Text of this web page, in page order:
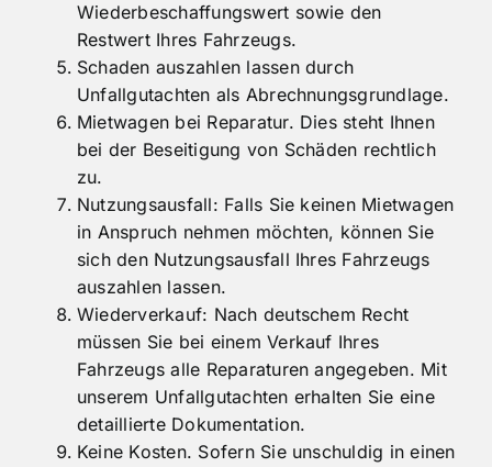
Wiederbeschaffungswert sowie den
Restwert Ihres Fahrzeugs.
Schaden auszahlen lassen durch
Unfallgutachten als Abrechnungsgrundlage.
Mietwagen bei Reparatur. Dies steht Ihnen
bei der Beseitigung von Schäden rechtlich
zu.
Nutzungsausfall: Falls Sie keinen Mietwagen
in Anspruch nehmen möchten, können Sie
sich den Nutzungsausfall Ihres Fahrzeugs
auszahlen lassen.
Wiederverkauf: Nach deutschem Recht
müssen Sie bei einem Verkauf Ihres
Fahrzeugs alle Reparaturen angegeben. Mit
unserem Unfallgutachten erhalten Sie eine
detaillierte Dokumentation.
Keine Kosten. Sofern Sie unschuldig in einen